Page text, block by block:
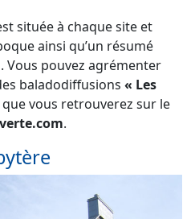
située à chaque site et
ainsi qu’un résumé
Vous pouvez agrémenter
baladodiffusions « Les
que vous retrouverez sur le
.